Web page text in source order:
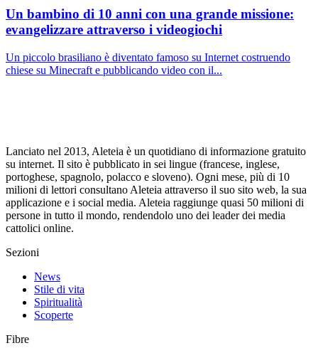
Un bambino di 10 anni con una grande missione:
evangelizzare attraverso i videogiochi
Un piccolo brasiliano è diventato famoso su Internet costruendo
chiese su Minecraft e pubblicando video con il...
Lanciato nel 2013, Aleteia è un quotidiano di informazione gratuito
su internet. Il sito è pubblicato in sei lingue (francese, inglese,
portoghese, spagnolo, polacco e sloveno). Ogni mese, più di 10
milioni di lettori consultano Aleteia attraverso il suo sito web, la sua
applicazione e i social media. Aleteia raggiunge quasi 50 milioni di
persone in tutto il mondo, rendendolo uno dei leader dei media
cattolici online.
Sezioni
News
Stile di vita
Spiritualità
Scoperte
Fibre